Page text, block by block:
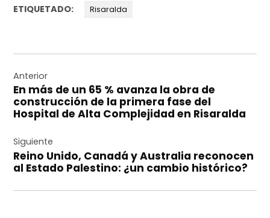
ETIQUETADO: Risaralda
de
entradas
Anterior
En más de un 65 % avanza la obra de
construcción de la primera fase del
Hospital de Alta Complejidad en Risaralda
Siguiente
Reino Unido, Canadá y Australia reconocen
al Estado Palestino: ¿un cambio histórico?